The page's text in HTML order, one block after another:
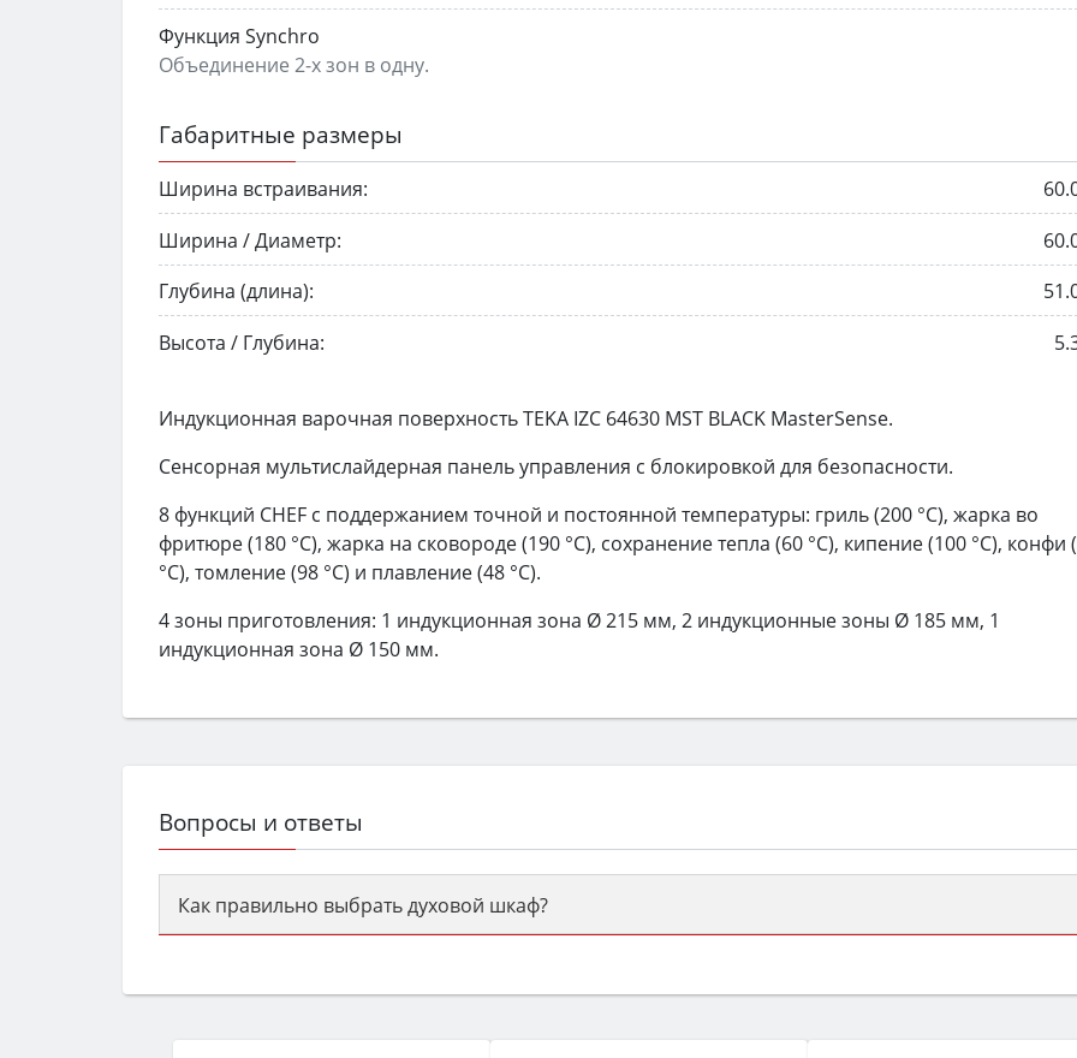
Функция Synchro
Объединение 2-х зон в одну.
Габаритные размеры
Ширина встраивания:
Ширина / Диаметр:
Глубина (длина):
Высота / Глубина:
Индукционная варочная поверхность TEKA IZC 64630 MST BLACK MasterSense.
Сенсорная мультислайдерная панель управления с блокировкой для безопасности.
8 функций CHEF с поддержанием точной и постоянной температуры: гриль (200 °С), жарка во
фритюре (180 °С), жарка на сковороде (190 °С), сохранение тепла (60 °С), кипение (100 °С), конфи
°С), томление (98 °С) и плавление (48 °С).
4 зоны приготовления: 1 индукционная зона Ø 215 мм, 2 индукционные зоны Ø 185 мм, 1
индукционная зона Ø 150 мм.
Вопросы и ответы
Как правильно выбрать духовой шкаф?
семьи, класс энергопотребления не ниже A и нужные функции (конвекция, гриль,